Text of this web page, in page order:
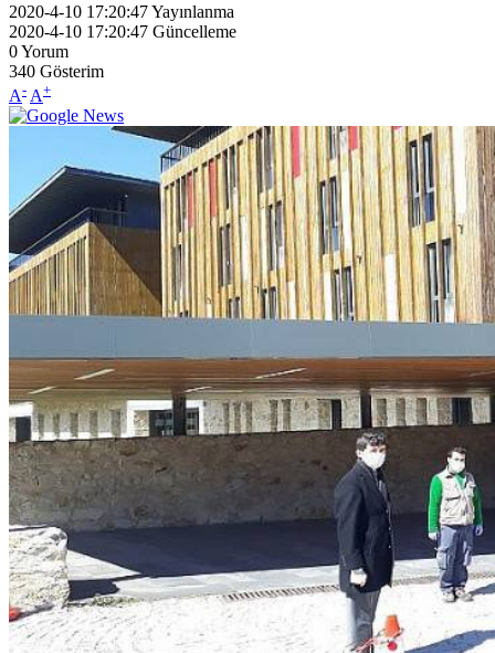
2020-4-10 17:20:47Yayınlanma
2020-4-10 17:20:47 Güncelleme
0Yorum
340 Gösterim
A- A+